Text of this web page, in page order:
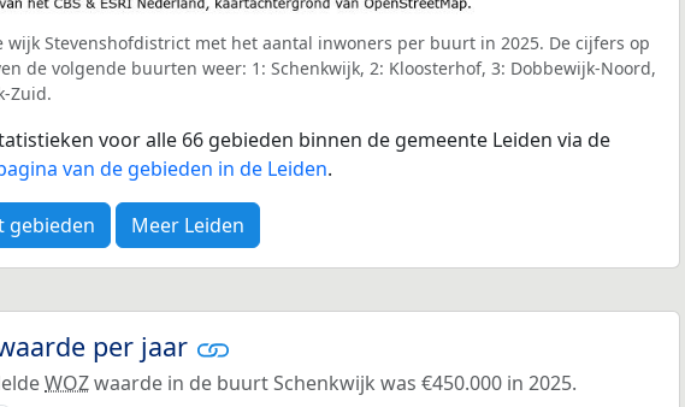
wijk Stevenshofdistrict met het aantal inwoners per buurt in 2025. De cijfers op
de volgende buurten weer: 1: Schenkwijk, 2: Kloosterhof, 3: Dobbewijk-Noord,
Zuid.
voor alle 66 gebieden binnen de gemeente Leiden via de
van de gebieden in de Leiden.
gebieden Meer Leiden
per jaar
WOZwaarde in de buurt Schenkwijk was €450.000 in 2025.